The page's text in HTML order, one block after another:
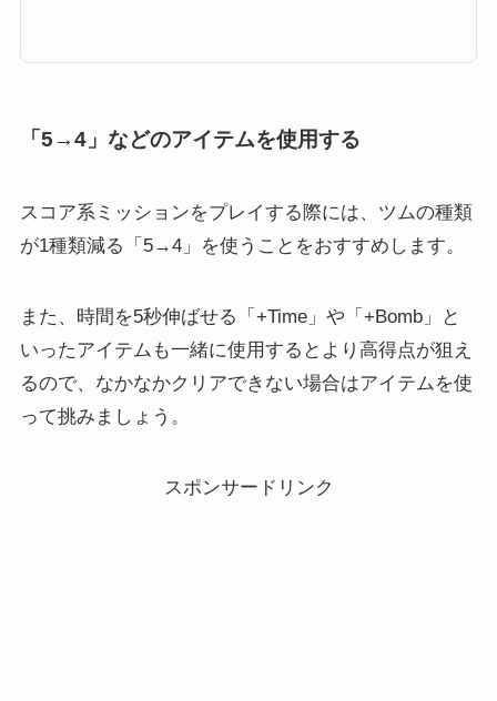
「5→4」などのアイテムを使用する
スコア系ミッションをプレイする際には、 ツムの種類
が1種類減る
「5→4」を使うことをおすすめします。
また、時間を5秒伸ばせる「+Time」や「+Bomb」と
いったアイテムも一緒に使用するとより高得点が狙え
るので、なかなかクリアできない場合はアイテムを使
って挑みましょう。
スポンサードリンク